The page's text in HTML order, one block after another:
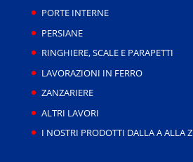
PORTE INTERNE
PERSIANE
RINGHIERE, SCALE E PARAPETTI
LAVORAZIONI IN FERRO
ZANZARIERE
ALTRI LAVORI
I NOSTRI PRODOTTI DALLA A ALLA Z